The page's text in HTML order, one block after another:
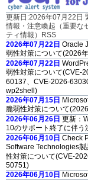
更新日:2026年07月22日
情報・注意喚起（重要な
ティ情報）RSS
2026年07月22日 Oracle
弱性対策について(2026
2026年07月22日
弱性対策について(CVE-
60137、CVE-2026-
wp2shell)
2026年07月15日
脆弱性対策について
2026年06月26日 更新：
10のサポート終了に伴う
2026年06月10日 Check
Software Technologies製
性対策について(CVE-
50751)
2026年06月10日